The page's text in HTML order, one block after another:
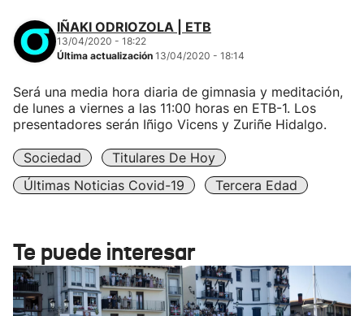
IÑAKI ODRIOZOLA | ETB
13/04/2020 - 18:22
Última actualización 13/04/2020 - 18:14
Será una media hora diaria de gimnasia y meditación,
de lunes a viernes a las 11:00 horas en ETB-1. Los
presentadores serán Iñigo Vicens y Zuriñe Hidalgo.
Sociedad
Titulares De Hoy
Últimas Noticias Covid-19
Tercera Edad
Te puede interesar